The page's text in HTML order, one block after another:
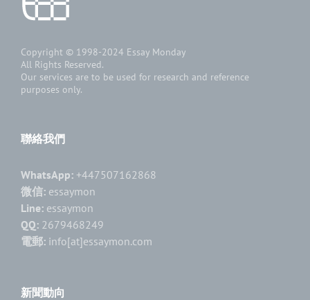
Copyright © 1998-2024 Essay Monday
All Rights Reserved.
Our services are to be used for research and reference
purposes only.
聯絡我們
WhatsApp: +447507162868
微信: essaymon
Line: essaymon
QQ: 2679468249
電郵: info[at]essaymon.com
新聞動向